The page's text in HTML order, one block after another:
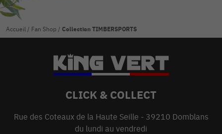
Accueil / Fan Shop / Collection TIMBERSPORTS
CLICK & COLLECT
Rue des Coteaux de la Haute Seille - 39210 Domblans
du lundi au vendredi